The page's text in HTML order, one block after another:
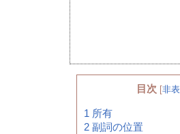
目次 [非
1 所有
2 副詞の位置